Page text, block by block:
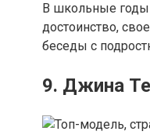
В школьные годы
достоинство,
беседы с
9. Джина